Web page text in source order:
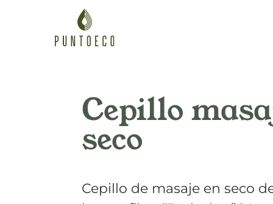
Cepillo
seco
Cepillo de masaje en seco